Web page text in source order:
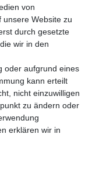
es sich um ein Pflichtfeld.
Impressum
Kontakt
von
Website zu
durch gesetzte
wir in den
oder aufgrund eines
kann erteilt
nicht einzuwilligen
zu ändern oder
erklären wir in
vorbehalten. |
Handwerk und